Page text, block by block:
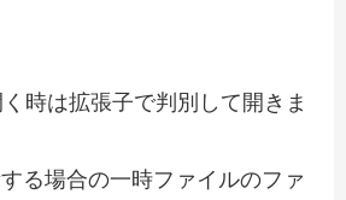
時は拡張子で判別して開きま
る場合の一時ファイルのファ